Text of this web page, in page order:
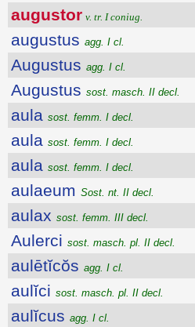
augustor v. tr. I coniug.
augustus agg. I cl.
Augustus agg. I cl.
Augustus sost. masch. II decl.
aula sost. femm. I decl.
aula sost. femm. I decl.
aula sost. femm. I decl.
aulaeum Sost. nt. II decl.
aulax sost. femm. III decl.
Aulerci sost. masch. pl. II decl.
aulētĭcŏs agg. I cl.
aulĭci sost. masch. pl. II decl.
aulĭcus agg. I cl.